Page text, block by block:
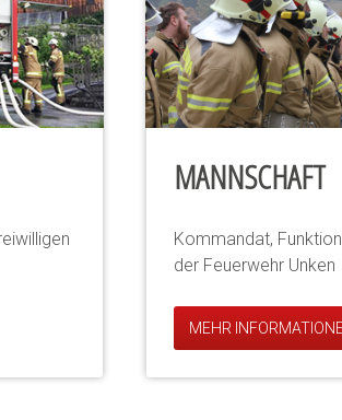
MANNSCHAFT
Kommandat,
der Feuerwehr Unken
MEHR